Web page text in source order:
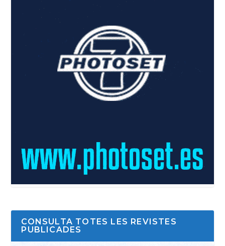
CONSULTA TOTES LES REVISTES
PUBLICADES